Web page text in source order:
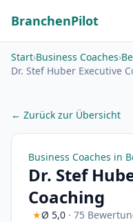
BranchenPilot
Start›Business Coaches›
Dr. Stef Huber Executive
← Zurück zur Übersicht
Business Coaches in
Dr. Stef
Coaching
★Ø 5,0 · 75